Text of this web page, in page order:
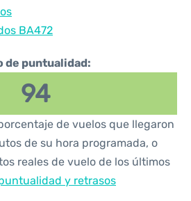
BA472
de puntualidad:
94
de vuelos que llegaron
de su hora programada, o
reales de vuelo de los últimos
y retrasos